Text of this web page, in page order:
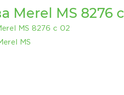
Merel MS 8276